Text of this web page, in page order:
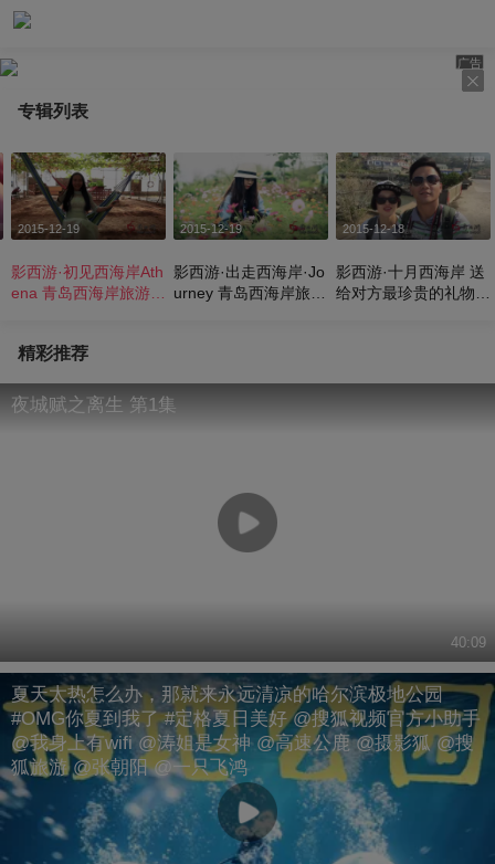
广告
专辑列表
2015-12-19
影西游·初见西海岸Ath
ena 青岛西海岸旅游纪
2015-12-19
影西游·出走西海岸·Jo
urney 青岛西海岸旅游
2015-12-18
影西游·十月西海岸 送
给对方最珍贵的礼物菜
精彩推荐
夜城赋之离生 第1集
40:09
夏天太热怎么办，那就来永远清凉的哈尔滨极地公园
#OMG你夏到我了 #定格夏日美好 @搜狐视频官方小助手
@我身上有wifi @涛姐是女神 @高速公鹿 @摄影狐 @搜
狐旅游 @张朝阳 @一只飞鸿